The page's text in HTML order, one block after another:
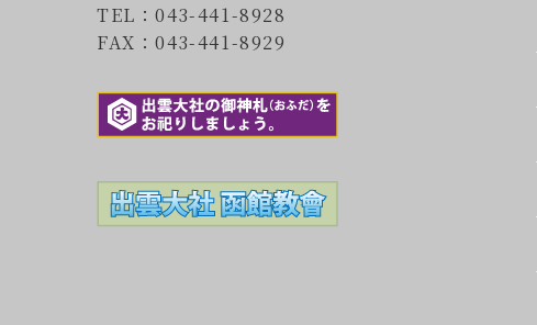
TEL：043-441-8928
FAX：043-441-8929